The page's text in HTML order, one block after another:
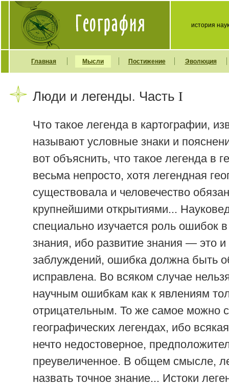
история
Главная Мысли Постижение Эволюция
Люди и легенды. Часть I
Что такое легенда в картографии,
называют условные знаки и
вот объяснить, что такое легенда в
весьма непросто, хотя легендная
существовала и человечество
крупнейшими открытиями...
специально изучается роль ошибок
знания, ибо развитие знания — это
заблуждений, ошибка должна быть
исправлена. Во всяком случае
научным ошибкам как к явлениям
отрицательным. То же самое можно
географических легендах, ибо
нечто недостоверное,
преувеличенное. В общем смысле,
назвать точное знание... Истоки